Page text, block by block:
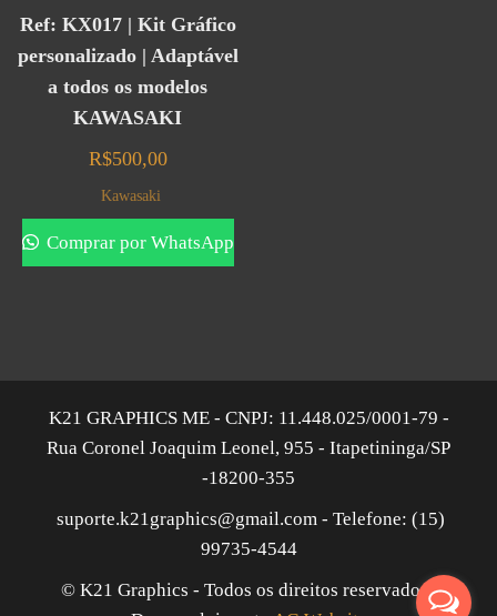
Ref: KX017 | Kit Gráfico
personalizado | Adaptável
a todos os modelos
KAWASAKI
R$500,00
Kawasaki
Comprar por WhatsApp
K21 GRAPHICS ME - CNPJ: 11.448.025/0001-79 -
Rua Coronel Joaquim Leonel, 955 - Itapetininga/SP
-18200-355
suporte.k21graphics@gmail.com - Telefone: (15)
99735-4544
© K21 Graphics - Todos os direitos reservados |